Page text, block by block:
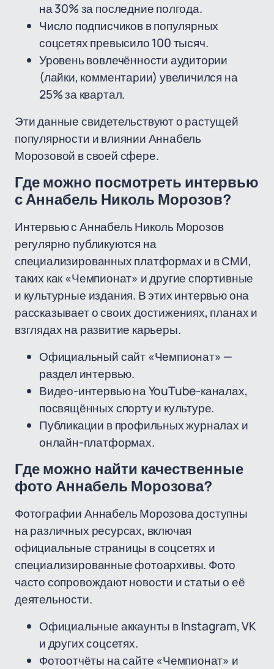
на 30% за последние полгода.
Число подписчиков в популярных
соцсетях превысило 100 тысяч.
Уровень вовлечённости аудитории
(лайки, комментарии) увеличился на
25% за квартал.
Эти данные свидетельствуют о растущей
популярности и влиянии Аннабель
Морозовой в своей сфере.
Где можно посмотреть интервью
с Аннабель Николь Морозов?
Интервью с Аннабель Николь Морозов
регулярно публикуются на
специализированных платформах и в СМИ,
таких как «Чемпионат» и другие спортивные
и культурные издания. В этих интервью она
рассказывает о своих достижениях, планах и
взглядах на развитие карьеры.
Официальный сайт «Чемпионат» —
раздел интервью.
Видео-интервью на YouTube-каналах,
посвящённых спорту и культуре.
Публикации в профильных журналах и
онлайн-платформах.
Где можно найти качественные
фото Аннабель Морозова?
Фотографии Аннабель Морозова доступны
на различных ресурсах, включая
официальные страницы в соцсетях и
специализированные фотоархивы. Фото
часто сопровождают новости и статьи о её
деятельности.
Официальные аккаунты в Instagram, VK
и других соцсетях.
Фотоотчёты на сайте «Чемпионат» и